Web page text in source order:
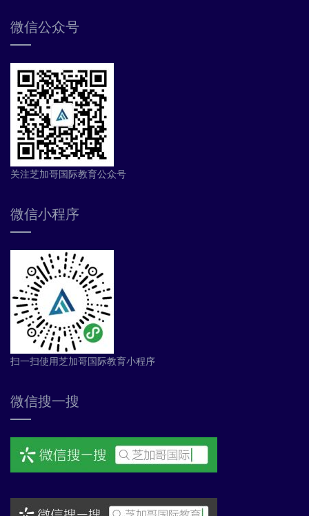
微信公众号
关注芝加哥国际教育公众号
微信小程序
扫一扫使用芝加哥国际教育小程序
微信搜一搜